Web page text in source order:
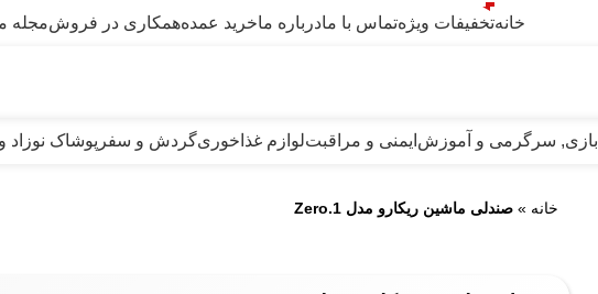
خانهتخفیفات ویژهتماس با مادرباره ماخرید عمدههمکاری در فروشمجله
بازی, سرگرمی و آموزش ایمنی و مراقبتلوازم غذاخوریگردش و سفر پوشاک نوزاد
خانه » صندلی ماشین ریکارو مدل Zero.1